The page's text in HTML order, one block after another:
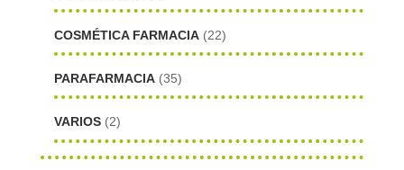
COSMÉTICA FARMACIA (22)
PARAFARMACIA (35)
VARIOS (2)